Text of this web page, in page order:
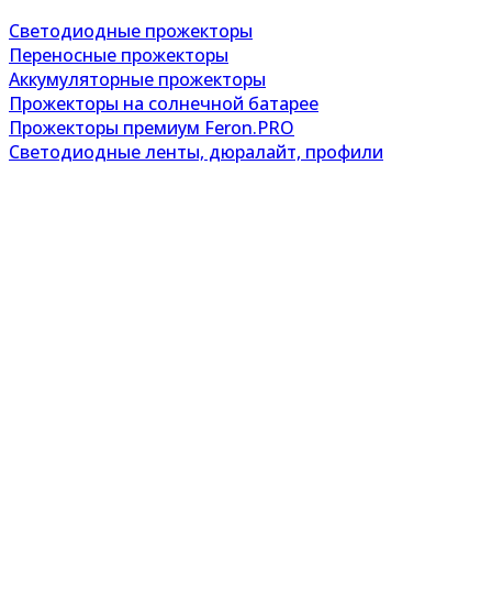
Светодиодные прожекторы
Переносные прожекторы
Аккумуляторные прожекторы
Прожекторы на солнечной батарее
Прожекторы премиум Feron.PRO
Светодиодные ленты, дюралайт, профили